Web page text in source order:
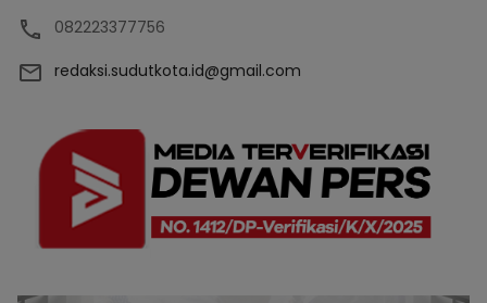
082223377756
redaksi.sudutkota.id@gmail.com